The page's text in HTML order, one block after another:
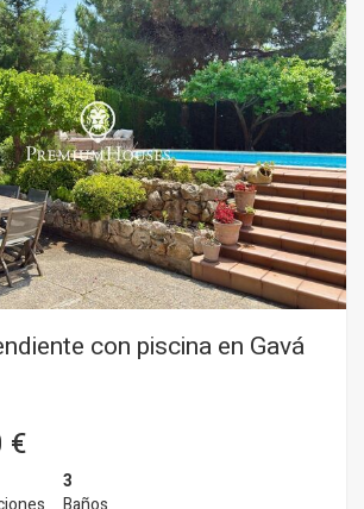
con piscina en Gavá
€
3